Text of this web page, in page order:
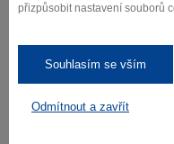
přizpůsobit nastavení souborů
Souhlasím se vším
Odmítnout a zavřít